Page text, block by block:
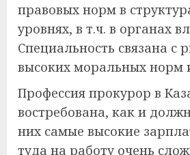
правовых норм в
уровнях, в т.ч. в органах
Специальность связана с
высоких моральных норм
Профессия прокурор в
востребована, как и
них самые высокие
туда на работу очень